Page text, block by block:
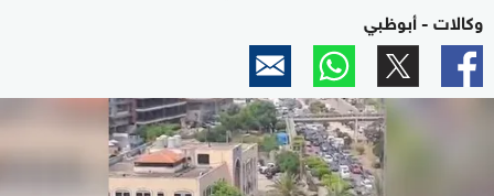
وكالات - أبوظبي